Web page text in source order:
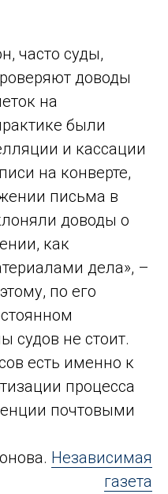
часто суды,
доводы
на
были
и кассации
на конверте,
письма в
доводы о
как
дела», –
по его
судов не стоит.
есть именно к
процесса
почтовыми
Независимая
газета